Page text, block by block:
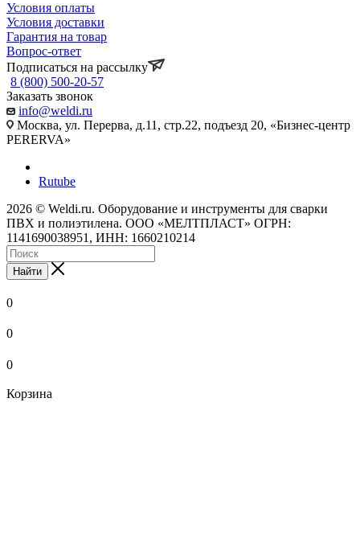
Условия оплаты
Условия доставки
Гарантия на товар
Вопрос-ответ
Подписаться на рассылку
8 (800) 500-20-57
Заказать звонок
info@weldi.ru
Москва, ул. Перерва, д.11, стр.22, подъезд 20, «Бизнес-центр
PERERVA»
Rutube
2026 © Weldi.ru. Оборудование и инструменты для сварки
ПВХ и полиэтилена. ООО «МЕЛТПЛАСТ» ОГРН:
1141690038951, ИНН: 1660210214
Найти
0
0
0
Корзина